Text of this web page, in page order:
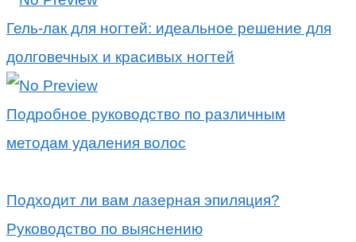
Гель-лак для ногтей: идеальное решение для
долговечных и красивых ногтей
Подробное руководство по различным
методам удаления волос
Подходит ли вам лазерная эпиляция?
Руководство по выяснению